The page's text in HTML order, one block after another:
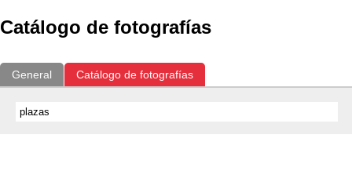
Catálogo de fotografías
General Catálogo de fotografías